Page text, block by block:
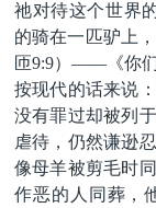
祂对待这个世界
的骑在一匹驴上
匝9:9） —— 《你
按现代的话来说
没有罪过却被列
虐待，仍然谦逊
像母羊被剪毛时
作恶的人同葬，